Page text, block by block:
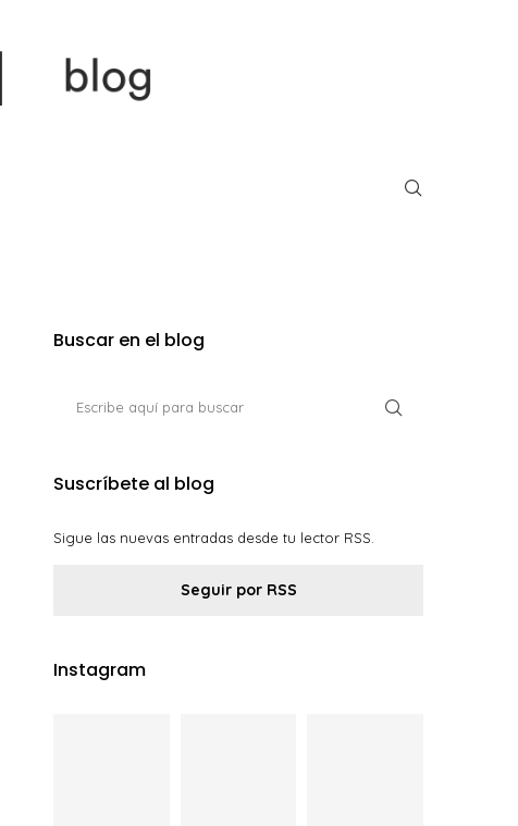
Buscar en el blog
Suscríbete al blog
Sigue las nuevas entradas desde tu lector RSS.
Seguir por RSS
Instagram